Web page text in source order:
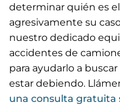
determinar quién es
agresivamente su
nuestro dedicado
accidentes de
para ayudarlo a
estar debiendo.
una consulta gratuita